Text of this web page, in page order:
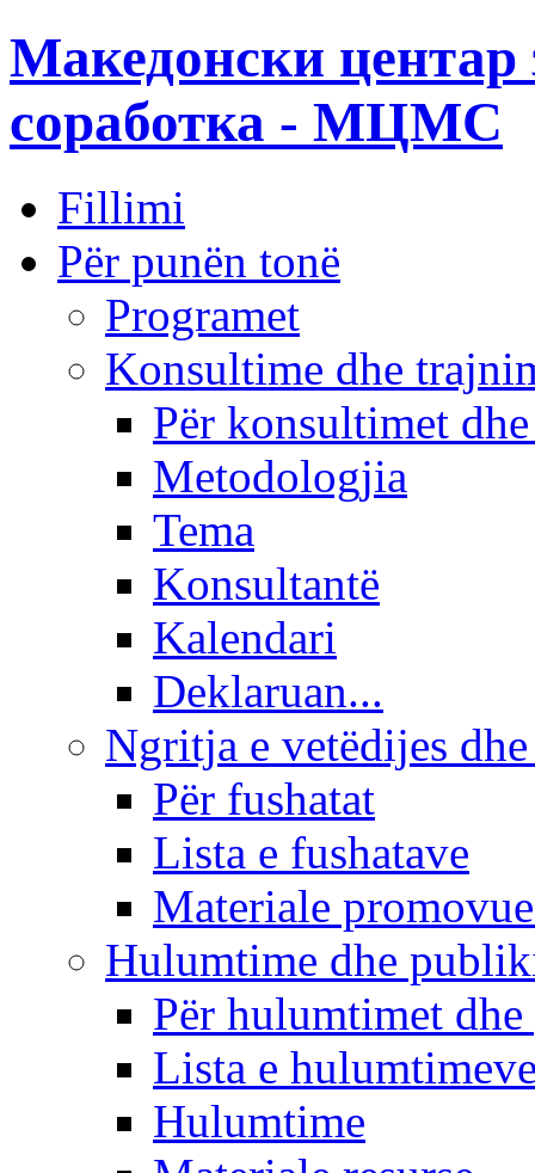
Македонски центар
соработка - МЦМС
Fillimi
Për punën tonë
Programet
Konsultime dhe
Për konsultimet
Metodologjia
Tema
Konsultantë
Kalendari
Deklaruan...
Ngritja e vetëdijes
Për fushatat
Lista e fushatave
Materiale
Hulumtime dhe
Për hulumtimet
Lista e
Hulumtime